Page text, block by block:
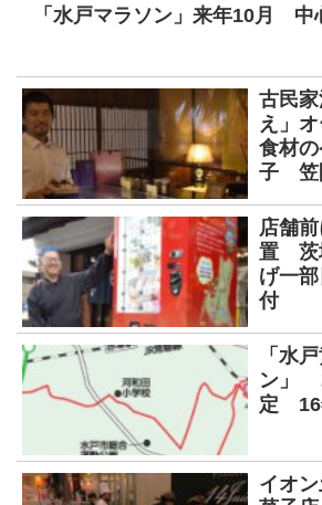
「水戸マラソン」来年10月 中
古民
え」
食材
子 笠
店舗
置 茨
げ一
付
「水
ン」
定 16
イオ